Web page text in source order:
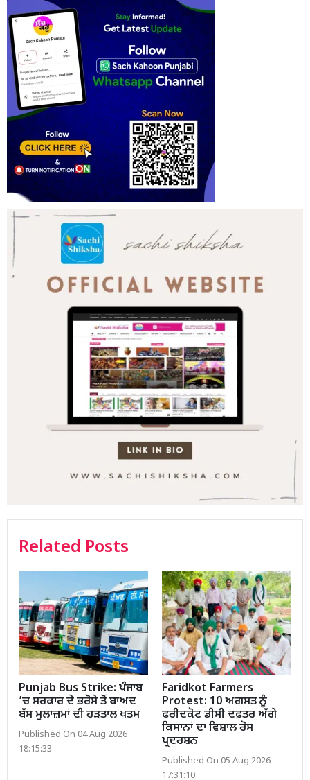
Related Posts
Punjab Bus Strike: ਪੰਜਾਬ
’ਚ ਸਰਕਾਰ ਦੇ ਭਰੋਸੇ ਤੋਂ ਬਾਅਦ
ਬੱਸ ਮੁਲਾਜ਼ਮਾਂ ਦੀ ਹੜਤਾਲ ਖਤਮ
Published On 04 Aug 2026
18:15:33
Faridkot Farmers
Protest: 10 ਅਗਸਤ ਨੂੰ
ਫਰੀਦਕੋਟ ਡੀਸੀ ਦਫ਼ਤਰ ਅੱਗੇ
ਕਿਸਾਨਾਂ ਦਾ ਵਿਸ਼ਾਲ ਰੋਸ
ਪ੍ਰਦਰਸ਼ਨ
Published On 05 Aug 2026
17:31:10